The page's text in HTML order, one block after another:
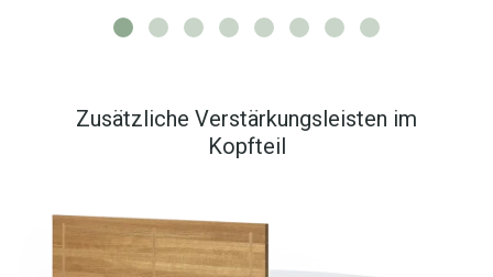
Zusätzliche Verstärkungsleisten im
Kopfteil